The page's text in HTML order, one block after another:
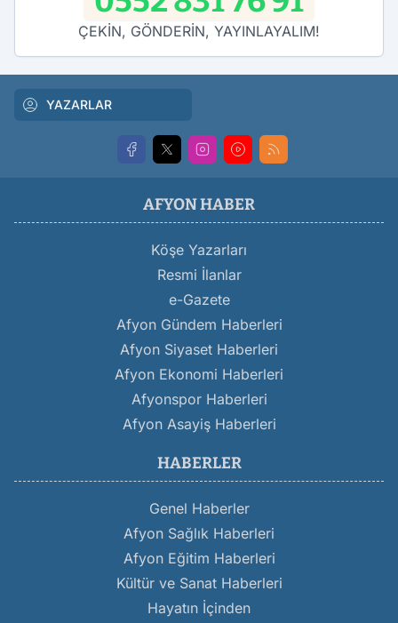
ÇEKİN, GÖNDERİN, YAYINLAYALIM!
YAZARLAR
AFYON HABER
Köşe Yazarları
Resmi İlanlar
e-Gazete
Afyon Gündem Haberleri
Afyon Siyaset Haberleri
Afyon Ekonomi Haberleri
Afyonspor Haberleri
Afyon Asayiş Haberleri
HABERLER
Genel Haberler
Afyon Sağlık Haberleri
Afyon Eğitim Haberleri
Kültür ve Sanat Haberleri
Hayatın İçinden